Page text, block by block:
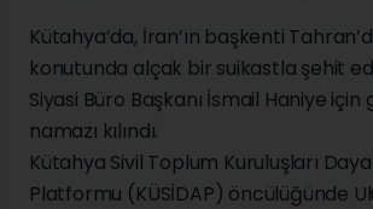
Kütahya’da, İran’ın başkenti
konutunda alçak bir suikastla şehit
Siyasi Büro Başkanı İsmail Haniye için
namazı kılındı.
Kütahya Sivil Toplum Kuruluşları
Platformu (KÜSİDAP) öncülüğünde